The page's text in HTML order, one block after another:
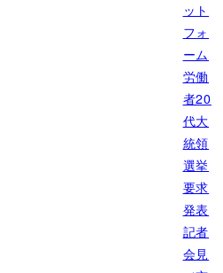
ット
フォ
ーム
労働
者20
代大
統領
選挙
要求
発表
記者
会見